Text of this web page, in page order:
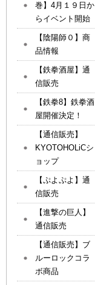
巻】4月１９日か
らイベント開始
【陰陽師０】商
品情報
【鉄拳酒屋】通
信販売
【鉄拳8】鉄拳酒
屋開催決定！
【通信販売】
KYOTOHOLiCシ
ョップ
【ぷよぷよ】通
信販売
【進撃の巨人】
通信販売
【通信販売】ブ
ルーロックコラ
ボ商品